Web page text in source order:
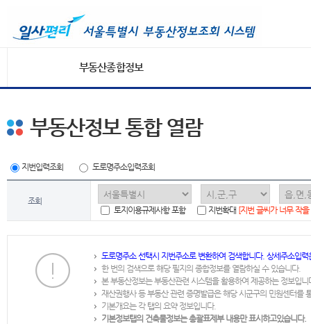
부동산종합정보
부동산정보 통합 열람
지번입력조회 도로명주소입력조회
조회
토지이용규제사항 포함
지번확대 [지번 글씨가 너무 작
도로명주소 선택시 지번주소로 변환하여 검색합니다. 상세주소입
한 번의 검색으로 해당 필지의 종합정보를 열람하실 수 있습니다.
본 부동산정보는 부동산관련 시스템을 활용하여 제공하는 정보입니
재산권행사 등 부동산 관련 증명발급은 해당 시군구의 민원센터를
기본개요는 각 탭의 요약 정보입니다.
기본정보탭의 건축물정보는 총괄표제부 내용만 표시하고있습니다.